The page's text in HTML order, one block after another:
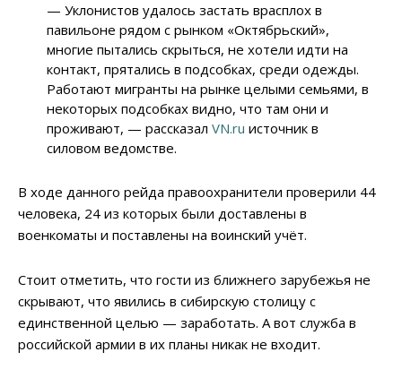
— Уклонистов удалось застать врасплох в
павильоне рядом с рынком «Октябрьский»,
многие пытались скрыться, не хотели идти на
контакт, прятались в подсобках, среди одежды.
Работают мигранты на рынке целыми семьями, в
некоторых подсобках видно, что там они и
проживают, — рассказалVN.ru источник в
силовом ведомстве.
В ходе данного рейда правоохранители проверили 44
человека, 24 из которых были доставлены в
военкоматы и поставлены на воинский учёт.
Стоит отметить, что гости из ближнего зарубежья не
скрывают, что явились в сибирскую столицу с
единственной целью — заработать. А вот служба в
российской армии в их планы никак не входит.